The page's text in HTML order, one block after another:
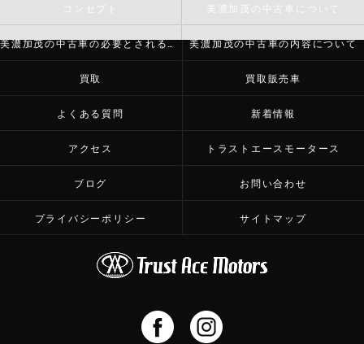
コンセプト 美濃加茂の中古車について
美濃加茂の中古車の必要とされる理由 美濃加茂の中古車の内容について
買取 買取販売車
よくある質問 新着情報
アクセス トラストエースモータース
ブログ お問い合わせ
プライバシーポリシー サイトマップ